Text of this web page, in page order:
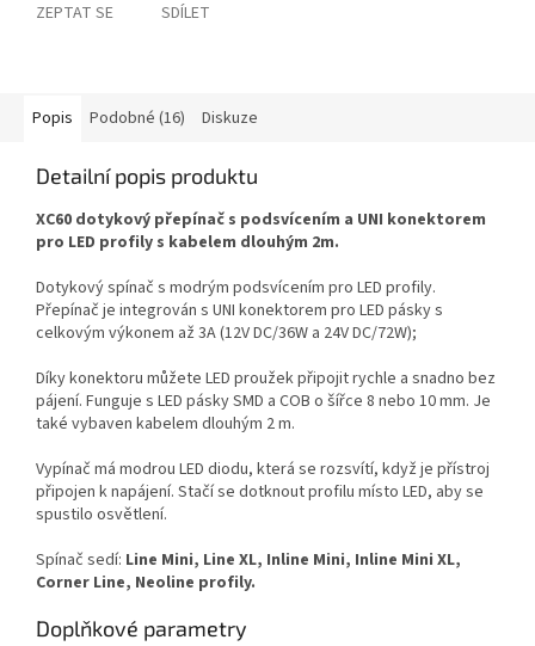
ZEPTAT SE SDÍLET
Popis Podobné (16) Diskuze
Detailní popis produktu
XC60 dotykový přepínač s podsvícením a UNI konektorem
pro LED profily s kabelem dlouhým 2m.
Dotykový spínač s modrým podsvícením pro LED profily.
Přepínač je integrován s UNI konektorem pro LED pásky s
celkovým výkonem až 3A (12V DC/36W a 24V DC/72W);
Díky konektoru můžete LED proužek připojit rychle a snadno bez
pájení. Funguje s LED pásky SMD a COB o šířce 8 nebo 10 mm. Je
také vybaven kabelem dlouhým 2 m.
Vypínač má modrou LED diodu, která se rozsvítí, když je přístroj
připojen k napájení. Stačí se dotknout profilu místo LED, aby se
spustilo osvětlení.
Spínač sedí: Line Mini, Line XL, Inline Mini, Inline Mini XL,
Corner Line, Neoline profily.
Doplňkové parametry